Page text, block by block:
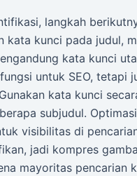
langkah
kata kunci pada judul,
kata kunci
untuk SEO, tetapi
kata kunci
subjudul.
visibilitas di
jadi kompres
mayoritas pencarian